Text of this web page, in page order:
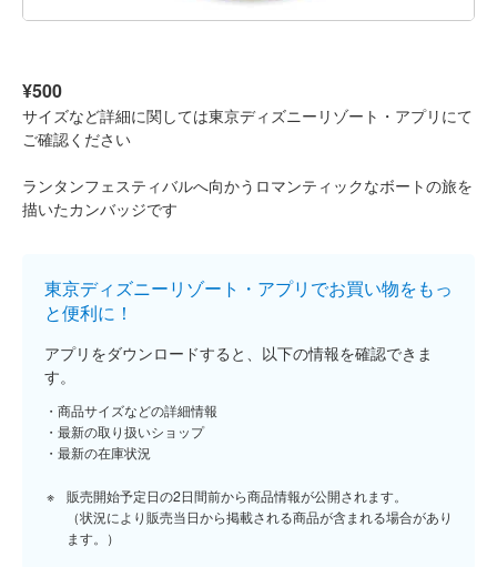
¥500
サイズなど詳細に関しては東京ディズニーリゾート・アプリにて
ご確認ください
ランタンフェスティバルへ向かうロマンティックなボートの旅を
描いたカンバッジです
東京ディズニーリゾート・アプリでお買い物をもっ
と便利に！
アプリをダウンロードすると、以下の情報を確認できま
す。
商品サイズなどの詳細情報
最新の取り扱いショップ
最新の在庫状況
販売開始予定日の2日間前から商品情報が公開されます。
（状況により販売当日から掲載される商品が含まれる場合があり
ます。）